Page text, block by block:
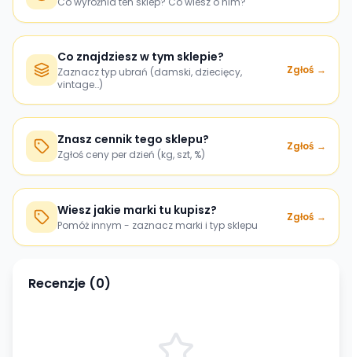
Co znajdziesz w tym sklepie?
Zaznacz typ ubrań (damski, dziecięcy,
vintage…)
Zgłoś →
Znasz cennik tego sklepu?
Zgłoś ceny per dzień (kg, szt, %)
Zgłoś →
Wiesz jakie marki tu kupisz?
Pomóż innym - zaznacz marki i typ sklepu
Zgłoś →
Recenzje (0)